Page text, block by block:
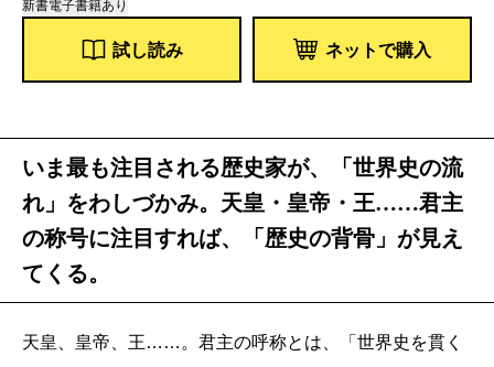
新書電子書籍あり
試し読み ネットで購入
いま最も注目される歴史家が、「世界史の流
れ」をわしづかみ。天皇・皇帝・王……君主
の称号に注目すれば、「歴史の背骨」が見え
てくる。
天皇、皇帝、王……。君主の呼称とは、「世界史を貫く